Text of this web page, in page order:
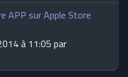
APP sur Apple Store
à 11:05 par